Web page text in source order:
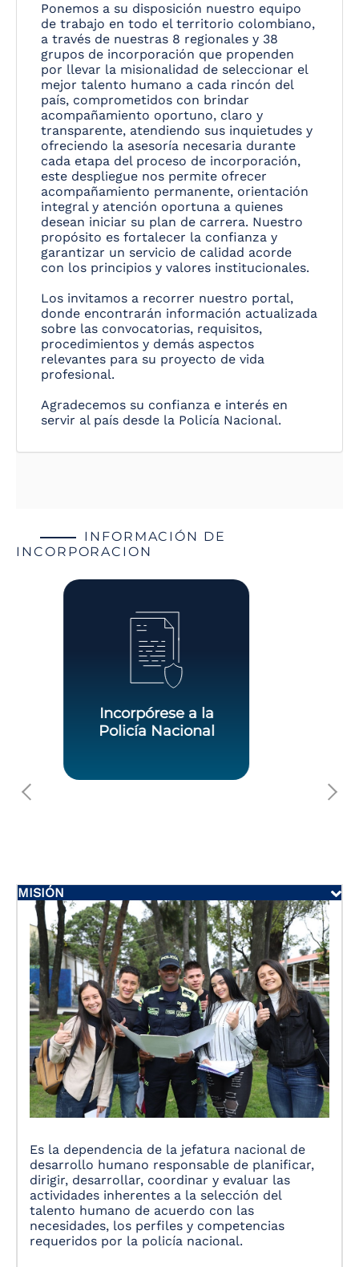
Ponemos a su disposición nuestro equipo
de trabajo en todo el territorio colombiano,
a través de nuestras 8 regionales y 38
grupos de incorporación que propenden
por llevar la misionalidad de seleccionar el
mejor talento humano a cada rincón del
país, comprometidos con brindar
acompañamiento oportuno, claro y
transparente, atendiendo sus inquietudes y
ofreciendo la asesoría necesaria durante
cada etapa del proceso de incorporación,
este despliegue nos permite ofrecer
acompañamiento permanente, orientación
integral y atención oportuna a quienes
desean iniciar su plan de carrera. Nuestro
propósito es fortalecer la confianza y
garantizar un servicio de calidad acorde
con los principios y valores institucionales.
Los invitamos a recorrer nuestro portal,
donde encontrarán información actualizada
sobre las convocatorias, requisitos,
procedimientos y demás aspectos
relevantes para su proyecto de vida
profesional.
Agradecemos su confianza e interés en
servir al país desde la Policía Nacional.
INFORMACIÓN DE
INCORPORACION
Pasos y costos de
incorporación
MISIÓN
Es la dependencia de la jefatura nacional de
desarrollo humano responsable de planificar,
dirigir, desarrollar, coordinar y evaluar las
actividades inherentes a la selección del
talento humano de acuerdo con las
necesidades, los perfiles y competencias
requeridos por la policía nacional.